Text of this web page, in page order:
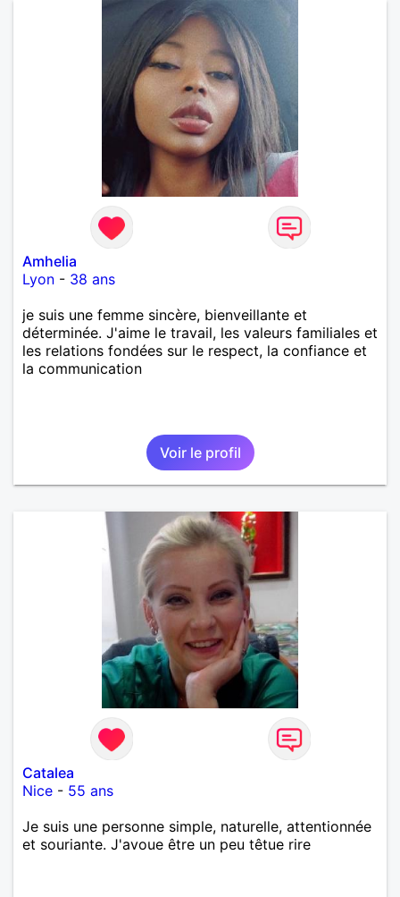
Amhelia
Lyon - 38 ans
je suis une femme sincère, bienveillante et
déterminée. J'aime le travail, les valeurs familiales et
les relations fondées sur le respect, la confiance et
la communication
Voir le profil
Catalea
Nice - 55 ans
Je suis une personne simple, naturelle, attentionnée
et souriante. J'avoue être un peu têtue rire